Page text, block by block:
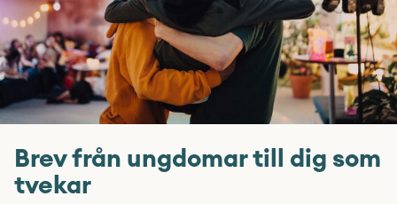
Brev från ungdomar till dig som
tvekar